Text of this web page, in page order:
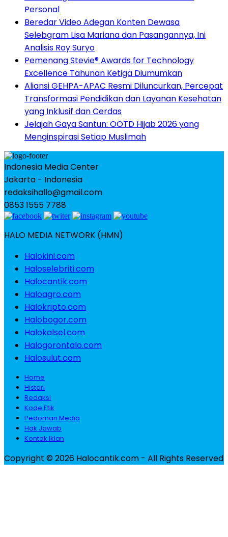
Personal
Beredar Video Adegan Konten Dewasa
Selebgram Lisa Mariana dan Pasangannya, Ini
Analisis Roy Suryo
Pemenang Stevie® Awards for Technology
Excellence Tahunan Ketiga Diumumkan
Aliansi GEHPA-APAC Resmi Diluncurkan, Percepat
Transformasi Pendidikan dan Layanan Kesehatan
yang Inklusif dan Cerdas
Jelajah Gaya Santun: OOTD Hijab 2026 yang
Menginspirasi Setiap Muslimah
Indonesia Media Center
Jakarta - Indonesia
redaksihallo@gmail.com
0853 1555 7788
HALO MEDIA NETWORK (HMN)
Halokini.com
Haloselebriti.com
Halocantik.com
Haloagro.com
Halokripto.com
Halobogor.com
Halokalsel.com
Halogorontalo.com
Halosulut.com
Home
Histori
Redaksi
Kode Etik
Pedoman Media
Hak Jawab
Kontak Iklan
Copyright © 2026 Halocantik.com - All Rights Reserved